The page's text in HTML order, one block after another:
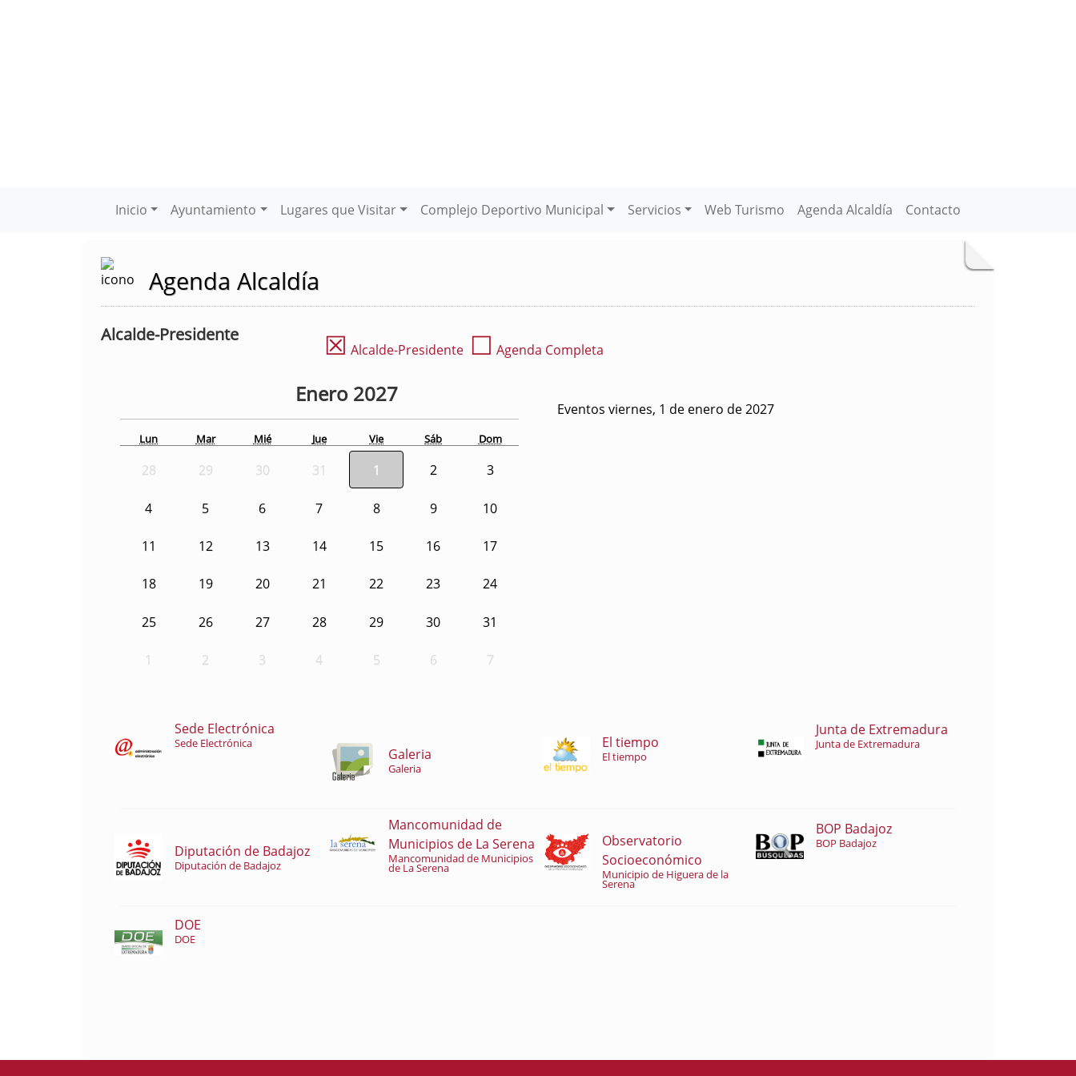
Inicio Ayuntamiento Lugares que Visitar Complejo Deportivo Municipal Servicios Web Turismo Agenda Alcaldía Contacto
Agenda Alcaldía
Alcalde-Presidente ☒ Alcalde-Presidente ☐ Agenda Completa
Enero 2027
Lun Mar Mié Jue Vie Sáb Dom
28 29 30 31 1 2 3
4 5 6 7 8 9 10
11 12 13 14 15 16 17
18 19 20 21 22 23 24
25 26 27 28 29 30 31
1 2 3 4 5 6 7
Eventos viernes, 1 de enero de 2027
Sede Electrónica
Sede Electrónica
Galeria
Galeria
El tiempo
El tiempo
Junta de Extremadura
Junta de Extremadura
Diputación de Badajoz
Diputación de Badajoz
Mancomunidad de
Municipios de La Serena
Mancomunidad de Municipios
de La Serena
Observatorio
Socioeconómico
Municipio de Higuera de la
Serena
BOP Badajoz
BOP Badajoz
DOE
DOE